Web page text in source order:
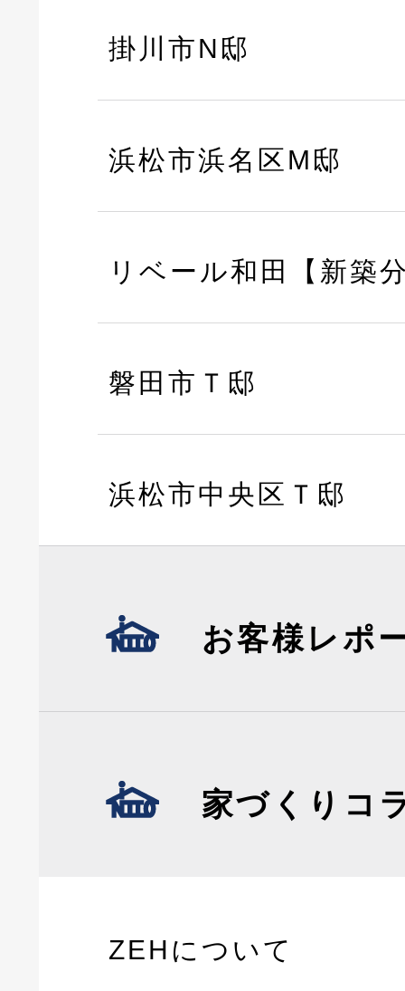
掛川市N邸
浜松市浜名区M邸
リベール和田【新築
磐田市Ｔ邸
浜松市中央区Ｔ邸
お客様レポ
家づくりコ
ZEHについて